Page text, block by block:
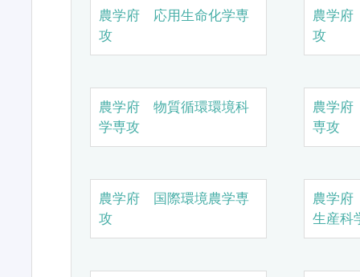
農学府 応用生命化学専
攻
農学
攻
農学府 物質循環環境科
学専攻
農学
専攻
農学府 国際環境農学専
攻
農学
生産科